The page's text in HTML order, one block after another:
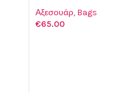
Αξεσουάρ, Bags
€65.00